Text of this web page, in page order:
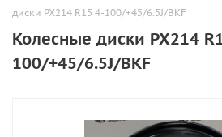
диски PX214 R15 4-100/+45/6.5J/BKF
Колесные диски PX214
100/+45/6.5J/BKF